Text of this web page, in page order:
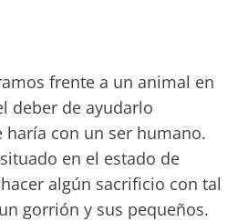
frente a un animal en
deber de ayudarlo
haría con un ser humano.
en el estado de
algún sacrificio con tal
gorrión y sus pequeños.